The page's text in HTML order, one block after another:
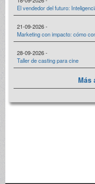
El vendedor del futuro:
21-09-2026 -
Marketing con impacto: cómo
28-09-2026 -
Taller de casting para cine
Más